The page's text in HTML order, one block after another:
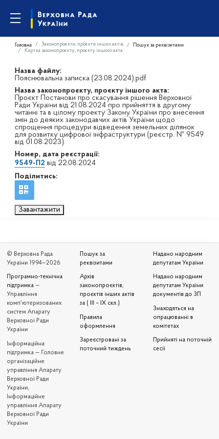
Головна Законопроєкти, проєкти інших актів
Пошук за реквізитами
Картка законопроєкту, проєкту іншого акта
Назва файлу:
Пояснювальна записка (23.08.2024).pdf
Назва законопроєкту, проєкту іншого акта:
Проєкт Постанови про скасування рішення Верховної
Ради України від 21.08.2024 про прийняття в другому
читанні та в цілому проекту Закону України про внесення
змін до деяких законодавчих актів України щодо
спрощення процедури відведення земельних ділянок
для розвитку цифрової інфраструктури (реєстр. № 9549
від 01.08.2023)
Номер, дата реєстрації:
9549-П2 від 22.08.2024
Поділитись:
Завантажити
© Верховна Рада
України 1994—2026
Програмно-технічна
підтримка —
Управління
комп'ютеризованих
систем Апарату
Верховної Ради
України
Iнформаційна
підтримка — Головне
організаційне
управління Апарату
Верховної Ради
України,
Інформаційне
управління Апарату
Верховної Ради
України
Пошук за
реквізитами
Архів
законопроєктів,
проєктів інших актів
за ( III – IX скл.)
Правила
оформлення
Зареєстровані за
поточний тиждень
Надано народним
депутатам України
Надано народним
депутатам України
документів до ЗП
Знаходяться на
опрацюванні в
комітетах
Прийняті на поточній
сесії